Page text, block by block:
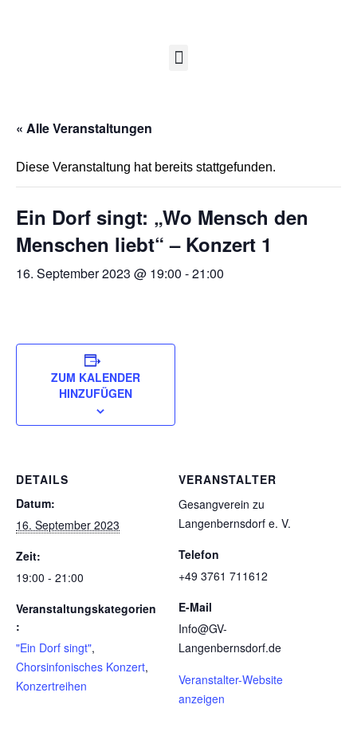
« Alle Veranstaltungen
Diese Veranstaltung hat bereits stattgefunden.
Ein Dorf singt: „Wo Mensch den
Menschen liebt“ – Konzert 1
16. September 2023 @ 19:00 -21:00
ZUM KALENDER
HINZUFÜGEN
DETAILS
Datum:
16. September 2023
Zeit:
19:00 - 21:00
Veranstaltungskategorien
:
"Ein Dorf singt",
Chorsinfonisches Konzert,
Konzertreihen
VERANSTALTER
Gesangverein zu
Langenbernsdorf e. V.
Telefon
+49 3761 711612
E-Mail
Info@GV-
Langenbernsdorf.de
Veranstalter-Website
anzeigen
Laden der
akzeptiere
n Sie die
Datenschut